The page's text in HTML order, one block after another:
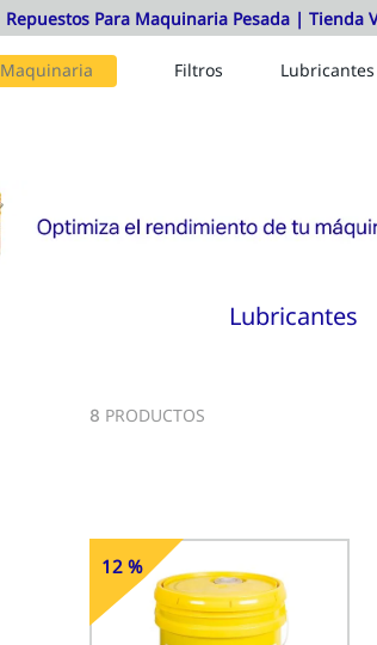
Maquinaria Filtros Lubricantes
Lubricantes
8 PRODUCTOS
12 %Off